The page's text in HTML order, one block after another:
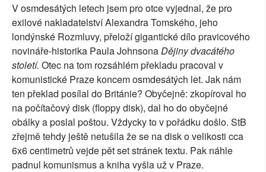
V osmdesátých letech jsem pro otce vyjednal, že pro
exilové nakladatelství Alexandra Tomského, jeho
londýnské Rozmluvy, přeloží gigantické dílo pravicového
novináře-historika Paula JohnsonaDějiny dvacátého
století. Otec na tom rozsáhlém překladu pracoval v
komunistické Praze koncem osmdesátých let. Jak nám
ten překlad posílal do Británie? Obyčejně: zkopíroval ho
na počítačový disk (floppy disk), dal ho do obyčejné
obálky a poslal poštou. Vždycky to v pořádku došlo. StB
zřejmě tehdy ještě netušila že se na disk o velikosti cca
6x6 centimetrů vejde pět set stránek textu. Pak náhle
padnul komunismus a kniha vyšla už v Praze.